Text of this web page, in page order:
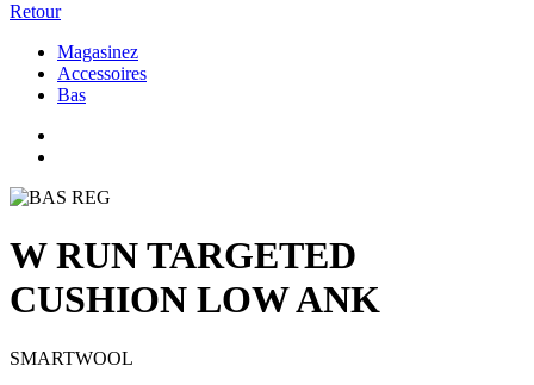
Retour
Magasinez
Accessoires
Bas
W RUN TARGETED
CUSHION LOW ANK
SMARTWOOL